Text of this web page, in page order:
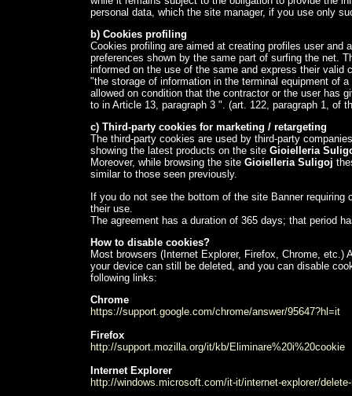
personal data, which the site manager, if you use only
b) Cookies profiling
Cookies profiling are aimed at creating profiles user
preferences shown by the same part of surfing the net.
informed on the use of the same and express their
"the storage of information in the terminal equipment of
allowed on condition that the contractor or the user has
to in Article 13, paragraph 3 ". (art. 122, paragraph 1, of
c) Third-party cookies for marketing / retargeting
The third-party cookies are used by third-party
showing the latest products on the site Gioielleria
Moreover, while browsing the site Gioielleria Suligoj
similar to those seen previously.
If you do not see the bottom of the site Banner requiring
their use
The agreement has a duration of 365 days; that period
How to disable cookies?
Most browsers (Internet Explorer, Firefox, Chrome,
your device can still be deleted, and you can disable
following links:
Chrome
https://support.google.com/chrome/answer/95647?hl=it
Firefox
http://support.mozilla.org/it/kb/Eliminare%20i%20cookie
Internet Explorer
http://windows.microsoft.com/it-it/internet-explorer/